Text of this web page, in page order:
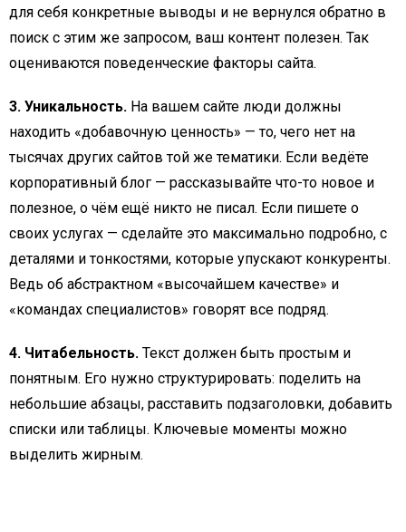
для себя конкретные выводы и не вернулся обратно в
поиск с этим же запросом, ваш контент полезен. Так
оцениваются поведенческие факторы сайта.
3. Уникальность. На вашем сайте люди должны
находить «добавочную ценность» — то, чего нет на
тысячах других сайтов той же тематики. Если ведёте
корпоративный блог — рассказывайте что-то новое и
полезное, о чём ещё никто не писал. Если пишете о
своих услугах — сделайте это максимально подробно, с
деталями и тонкостями, которые упускают конкуренты.
Ведь об абстрактном «высочайшем качестве» и
«командах специалистов» говорят все подряд.
4. Читабельность. Текст должен быть простым и
понятным. Его нужно структурировать: поделить на
небольшие абзацы, расставить подзаголовки, добавить
списки или таблицы. Ключевые моменты можно
выделить жирным.